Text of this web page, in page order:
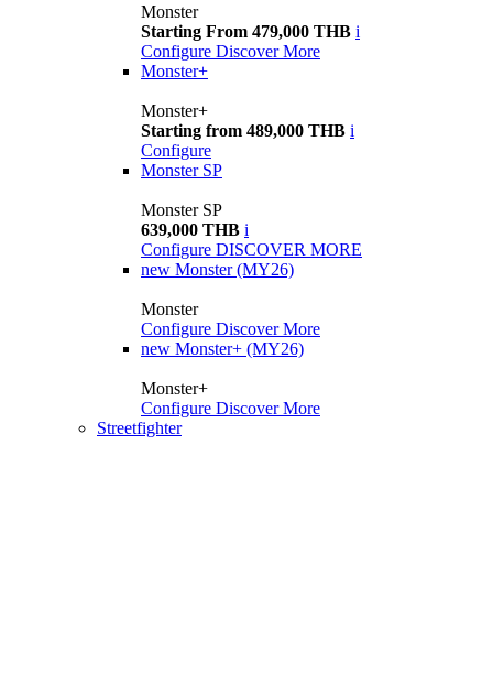
Monster
Starting From 479,000 THB i
Configure Discover More
Monster+
Monster+
Starting from 489,000 THB i
Configure
Monster SP
Monster SP
639,000 THB i
Configure DISCOVER MORE
new Monster (MY26)
Monster
Configure Discover More
new Monster+ (MY26)
Monster+
Configure Discover More
Streetfighter